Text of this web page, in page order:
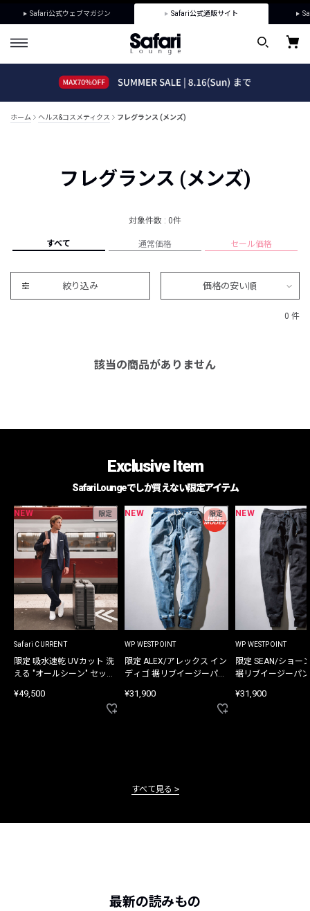
Safari公式ウェブマガジン Safari公式通販サイト
ホーム ヘルス&コスメティクス フレグランス (メンズ)
フレグランス (メンズ)
対象件数 : 0件
すべて 通常価格 セール価格
絞り込み 価格の安い順
0 件
該当の商品がありません
Exclusive Item
Safari Loungeでしか買えない限定アイテム
NEW 限定
Safari CURRENT
限定 吸水速乾 UVカット 洗
える "オールシーン" セット
¥49,500
NEW 限定
WP WESTPOINT
限定 ALEX/アレックス イン
ディゴ 裾リブイージーパン
¥31,900
NEW
WP WESTPOINT
限定 SEAN/ショー
裾リブイージーパ
¥31,900
すべて見る
最新の読みもの